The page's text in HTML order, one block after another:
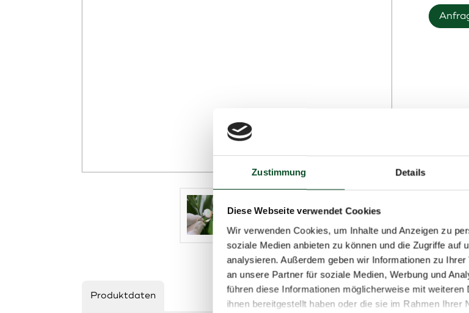
Zustimmung Details
Diese Webseite verwendet Cookies
Wir verwenden Cookies, um Inhalte und Anzeigen zu
soziale Medien anbieten zu können und die Zugriffe auf
analysieren. Außerdem geben wir Informationen zu
an unsere Partner für soziale Medien, Werbung und
führen diese Informationen möglicherweise mit weiteren
ihnen bereitgestellt haben oder die sie im Rahmen Ihrer
Produktdaten